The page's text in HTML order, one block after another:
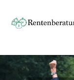
content
Startseite